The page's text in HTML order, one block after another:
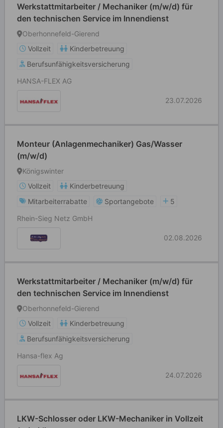
Werkstattmitarbeiter / Mechaniker (m/w/d) für
den technischen Service im Innendienst
Oberhonnefeld-Gierend
Vollzeit
Kinderbetreuung
Berufsunfähigkeitsversicherung
HANSA-FLEX AG
23.07.2026
Monteur (Anlagenmechaniker) Gas/Wasser
(m/w/d)
Königswinter
Vollzeit
Kinderbetreuung
Mitarbeiterrabatte
Sportangebote
5
Rhein-Sieg Netz GmbH
02.08.2026
Werkstattmitarbeiter / Mechaniker (m/w/d) für
den technischen Service im Innendienst
Oberhonnefeld-Gierend
Vollzeit
Kinderbetreuung
Berufsunfähigkeitsversicherung
Hansa-flex Ag
24.07.2026
LKW-Schlosser oder LKW-Mechaniker in Vollzeit